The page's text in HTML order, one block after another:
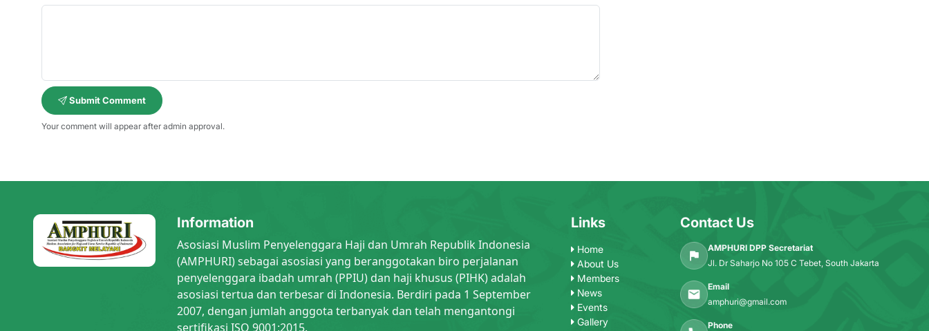
Submit Comment
Your comment will appear after admin approval.
Information
Asosiasi Muslim Penyelenggara Haji dan Umrah Republik Indonesia
(AMPHURI) sebagai asosiasi yang beranggotakan biro perjalanan
penyelenggara ibadah umrah (PPIU) dan haji khusus (PIHK) adalah
asosiasi tertua dan terbesar di Indonesia. Berdiri pada 1 September
2007, dengan jumlah anggota terbanyak dan telah mengantongi
sertifikasi ISO 9001:2015.
Links
Home
About Us
Members
News
Events
Gallery
Contact Us
AMPHURI DPP Secretariat
Jl. Dr Saharjo No 105 C Tebet, South Jakarta
Email
amphuri@gmail.com
Phone